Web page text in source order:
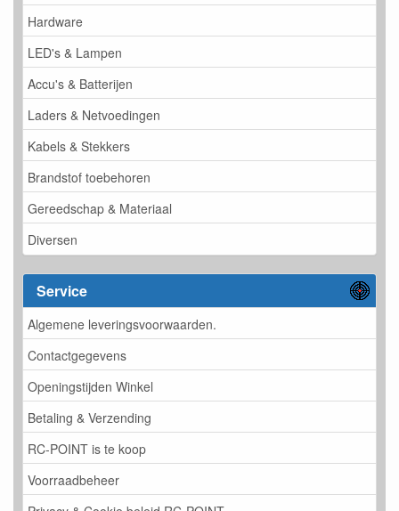
Hardware
LED's & Lampen
Accu's & Batterijen
Laders & Netvoedingen
Kabels & Stekkers
Brandstof toebehoren
Gereedschap & Materiaal
Diversen
Service
Algemene leveringsvoorwaarden.
Contactgegevens
Openingstijden Winkel
Betaling & Verzending
RC-POINT is te koop
Voorraadbeheer